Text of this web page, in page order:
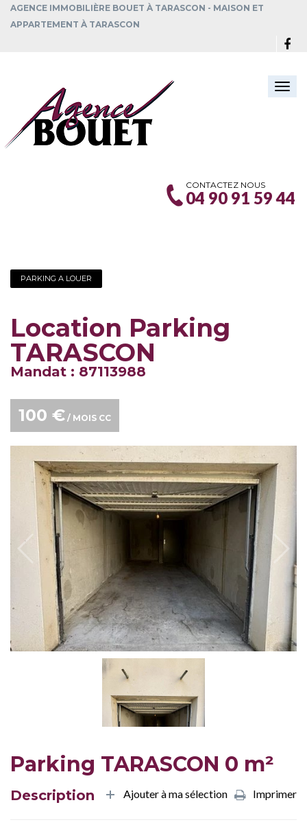
AGENCE IMMOBILIÈRE BOUET À TARASCON - MAISON ET
APPARTEMENT À TARASCON
CONTACTEZ NOUS
04 90 91 59 44
PARKING A LOUER
Location Parking
TARASCON
Mandat : 87113988
100 € / MOIS CC
Parking TARASCON 0 m²
Description Imprimer
Ajouter à ma sélection